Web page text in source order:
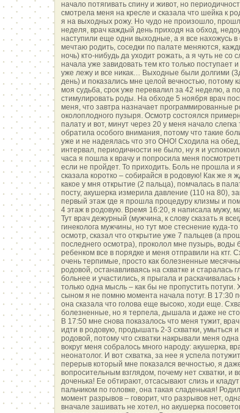
начало потягивать спину и живот, но
смотрела меня на кресле и сказала что шейка к
я на выходных рожу. Но чудо не произошло,
неделя, врач каждый день приходя на обход,
наступили еще одни выходные, а я все нахожусь
мечтаю родить, соседки по палате меняются,
ночь) кто-нибудь да уходит рожать, а я чуть не со
начала уже завидовать тем кто только поступает
уже лежу и все никак… Выходные были долгими
день) и показались мне целой вечностью, потому
моя судьба, срок уже перевалил за 42 неделю, а
стимулировать роды. На обходе 5 ноября врач
меня, что завтра назначает программированные
околоплодного пузыря. Осмотр состоялся
палату и вот, минут через 20 у меня начало
обратила особого внимания, потому что такие
уже и не надеялась что это ОНО! Сходила на
интервал, периодичности не было, ну я и
часа я пошла к врачу и попросила меня
если не пройдет. То приходить. Боль не прошла
сказала коротко – собирайся в родовую! Как же я
какое у мня открытие (2 пальца), помчалась в
посту, акушерка измерила давление (110 на 80),
первый этаж где я прошла процедуру клизмы и
4 этаж в родовую. Время 16:20, я написала мужу,
Тут врач дежурный (мужчина, к слову сказать я
гинеколога мужчины, но тут мое стеснение куда-
осмотр, сказал что открытие уже 7 пальцев (а
последнего осмотра), проколол мне пузырь, воды
ребенком все в порядке и меня отправили на ктг.
очень терпимые, просто как болезненные
родовой, останавливаясь на схватке и старалась
больнее и участились, я прыгала и раскачивалась
только одна мысль – как бы не пропустить
сыном я не помню момента начала потуг. В 17:30
она сказала что голова еще высоко, ходи еще.
болезненные, но я терпела, дышала и даже не
В 17:50 мне снова показалось что меня тужит,
идти в родовую, продышать 2-3 схватки, умыться
родовой, потому что схватки накрывали меня
вокруг меня собралось много народу: акушерка,
неонатолог. И вот схватка, за нее я успела
перерыв который мне показался вечностью, я
вопросительным взглядом, почему нет схватки, и
доченька! Ее обтирают, отсасывают слизь и
пальчиком по головке, она такая сладенькая!
момент разрывов – говорит, что разрывов нет,
вначале зашивать не хотел, но акушерка